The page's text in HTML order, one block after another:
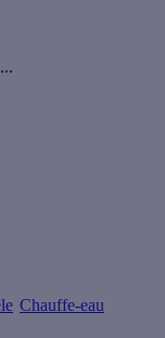
Chauffe-eau